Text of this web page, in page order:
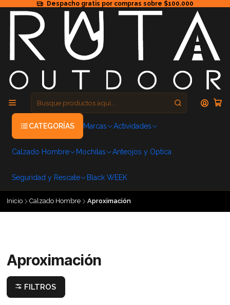
Despacho gratis por compras sobre $100.000
CATEGORÍAS Marcas Actividades
Calzado Hombre Mochilas Anteojos y Optica
Seguridad y Rescate Black WEEK
Inicio Calzado Hombre Aproximación
Aproximación
FILTROS